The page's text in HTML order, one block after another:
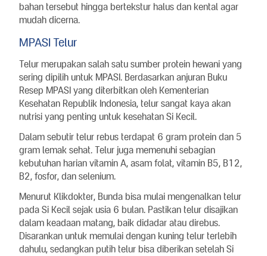
bahan tersebut hingga bertekstur halus dan kental agar
mudah dicerna.
MPASI Telur
Telur merupakan salah satu sumber protein hewani yang
sering dipilih untuk MPASI. Berdasarkan anjuran Buku
Resep MPASI yang diterbitkan oleh Kementerian
Kesehatan Republik Indonesia, telur sangat kaya akan
nutrisi yang penting untuk kesehatan Si Kecil.
Dalam sebutir telur rebus terdapat 6 gram protein dan 5
gram lemak sehat. Telur juga memenuhi sebagian
kebutuhan harian vitamin A, asam folat, vitamin B5, B12,
B2, fosfor, dan selenium.
Menurut Klikdokter, Bunda bisa mulai mengenalkan telur
pada Si Kecil sejak usia 6 bulan. Pastikan telur disajikan
dalam keadaan matang, baik didadar atau direbus.
Disarankan untuk memulai dengan kuning telur terlebih
dahulu, sedangkan putih telur bisa diberikan setelah Si